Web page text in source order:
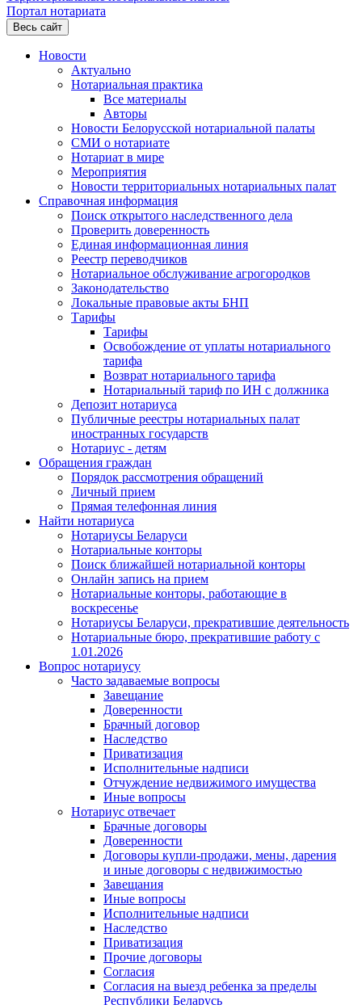
Портал нотариата
Весь сайт
Новости
Актуально
Нотариальная практика
Все материалы
Авторы
Новости Белорусской нотариальной палаты
СМИ о нотариате
Нотариат в мире
Мероприятия
Новости территориальных нотариальных палат
Справочная информация
Поиск открытого наследственного дела
Проверить доверенность
Единая информационная линия
Реестр переводчиков
Нотариальное обслуживание агрогородков
Законодательство
Локальные правовые акты БНП
Тарифы
Тарифы
Освобождение от уплаты нотариального
тарифа
Возврат нотариального тарифа
Нотариальный тариф по ИН с должника
Депозит нотариуса
Публичные реестры нотариальных палат
иностранных государств
Нотариус - детям
Обращения граждан
Порядок рассмотрения обращений
Личный прием
Прямая телефонная линия
Найти нотариуса
Нотариусы Беларуси
Нотариальные конторы
Поиск ближайшей нотариальной конторы
Онлайн запись на прием
Нотариальные конторы, работающие в
воскресенье
Нотариусы Беларуси, прекратившие деятельность
Нотариальные бюро, прекратившие работу с
1.01.2026
Вопрос нотариусу
Часто задаваемые вопросы
Завещание
Доверенности
Брачный договор
Наследство
Приватизация
Исполнительные надписи
Отчуждение недвижимого имущества
Иные вопросы
Нотариус отвечает
Брачные договоры
Доверенности
Договоры купли-продажи, мены, дарения
и иные договоры с недвижимостью
Завещания
Иные вопросы
Исполнительные надписи
Наследство
Приватизация
Прочие договоры
Согласия
Согласия на выезд ребенка за пределы
Республики Беларусь